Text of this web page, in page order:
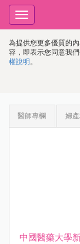
為提供您更多優質的
容，即表示您同意我
權說明 。
Toggle
navigation
醫師專欄 婦
中國醫藥⼤學